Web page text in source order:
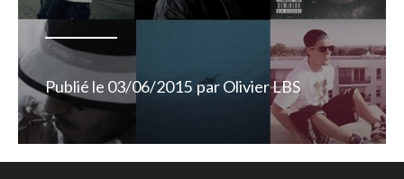
Publié le 03/06/2015 parOlivier LBS